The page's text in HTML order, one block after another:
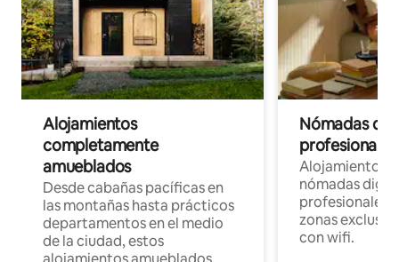
Alojamientos
completamente
amueblados
Desde cabañas pacíficas en
las montañas hasta prácticos
departamentos en el medio
de la ciudad, estos
Nómadas
Alojamientos
nómadas
profesionales
zonas
con wifi.